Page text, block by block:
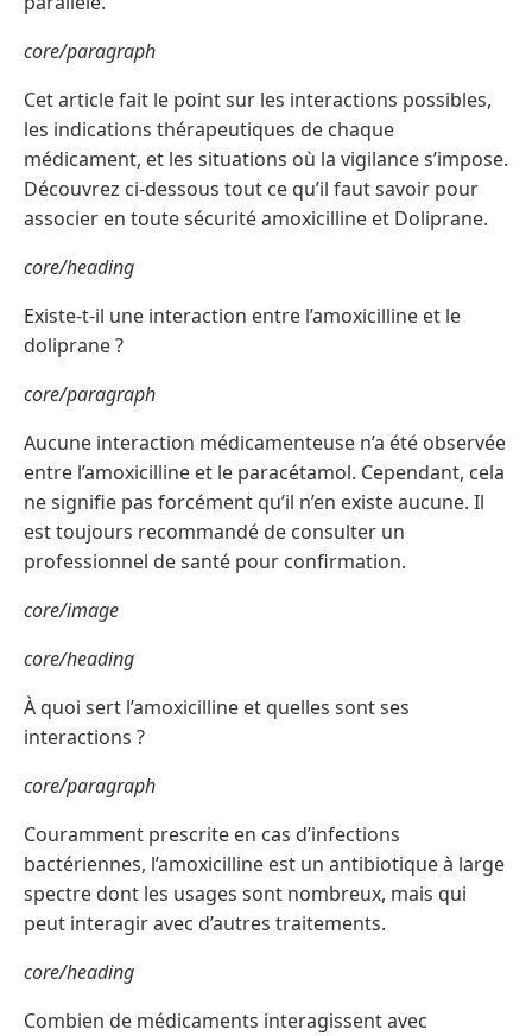
core/paragraph
Cet article fait le point sur les interactions possibles,
les indications thérapeutiques de chaque
médicament, et les situations où la vigilance s’impose.
Découvrez ci-dessous tout ce qu’il faut savoir pour
associer en toute sécurité amoxicilline et Doliprane.
core/heading
Existe-t-il une interaction entre l’amoxicilline et le
doliprane ?
core/paragraph
Aucune interaction médicamenteuse n’a été observée
entre l’amoxicilline et le paracétamol. Cependant, cela
ne signifie pas forcément qu’il n’en existe aucune. Il
est toujours recommandé de consulter un
professionnel de santé pour confirmation.
core/image
core/heading
À quoi sert l’amoxicilline et quelles sont ses
interactions ?
core/paragraph
Couramment prescrite en cas d’infections
bactériennes, l’amoxicilline est un antibiotique à large
spectre dont les usages sont nombreux, mais qui
peut interagir avec d’autres traitements.
core/heading
Combien de médicaments interagissent avec